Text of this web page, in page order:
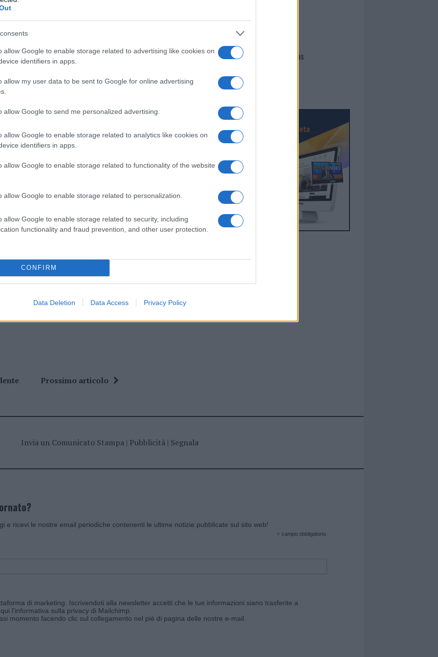
allow Google to enable storage related to advertising like cookies on
identifiers in apps.
allow my user data to be sent to Google for online advertising
allow Google to send me personalized advertising.
allow Google to enable storage related to analytics like cookies on
identifiers in apps.
allow Google to enable storage related to functionality of the website
allow Google to enable storage related to personalization.
allow Google to enable storage related to security, including
functionality and fraud prevention, and other user protection.
CONFIRM
Data Deletion Data Access Privacy Policy
Dobbiamo dimostrare di essere capaci di
di questa parte di Sardegna
le logiche di campanile”.
dell’Organizzazione Artigiana del Nord
e il nuovo ente cominci ad operare: “Solo in
ed autorevolezza
solo per motivi di opportunità
occorrano specifiche modifiche
all’elezione diretta deiconsiglieri
territorio in grande evoluzione,
per il quale non è facile trovare soluzioni alle
cliccando
nella sezione
Imprese Gallura Provincia Gallura
Prossimo articolo
Giovannimaria Cabras
Invia un Comunicato Stampa| Pubblicità| Segnala
e ricevi le nostre email periodiche contenenti le ultime notizie pubblicate sul sito web!
* campo obbligatorio
di marketing. Iscrivendoti alla newsletter accetti che le tue informazioni siano trasferite a
l'informativa sulla privacy di Mailchimp
momento facendo clic sul collegamento nel piè di pagina delle nostre e-mail.